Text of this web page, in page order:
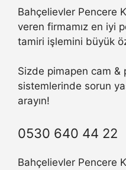
Bahçelievler Pencere
veren firmamız en iyi
tamiri işlemini büyük
Sizde pimapen cam &
sistemlerinde sorun
arayın!
0530 640 44 22
Bahçelievler Pencere